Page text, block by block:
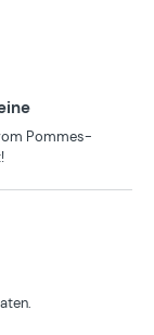
Pommes-